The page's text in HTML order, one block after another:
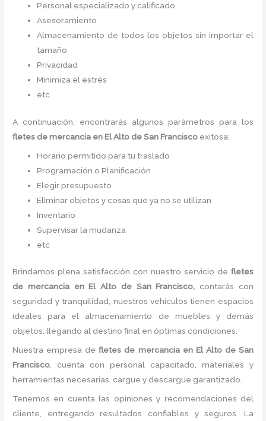
Personal especializado y calificado
Asesoramiento
Almacenamiento de todos los objetos sin importar el
tamaño
Privacidad
Minimiza el estrés
etc
A continuación, encontrarás algunos parámetros para los
fletes de mercancia en El Alto de San Francisco exitosa:
Horario permitido para tu traslado
Programación o Planificación
Elegir presupuesto
Eliminar objetos y cosas que ya no se utilizan
Inventario
Supervisar la mudanza
etc
Brindamos plena satisfacción con nuestro servicio de fletes
de mercancia en El Alto de San Francisco, contarás con
seguridad y tranquilidad, nuestros vehículos tienen espacios
ideales para el almacenamiento de muebles y demás
objetos, llegando al destino final en óptimas condiciones.
Nuestra empresa defletes de mercancia en El Alto de San
Francisco , cuenta con personal capacitado, materiales y
herramientas necesarias, cargue y descargue garantizado.
Tenemos en cuenta las opiniones y recomendaciones del
cliente, entregando resultados confiables y seguros. La